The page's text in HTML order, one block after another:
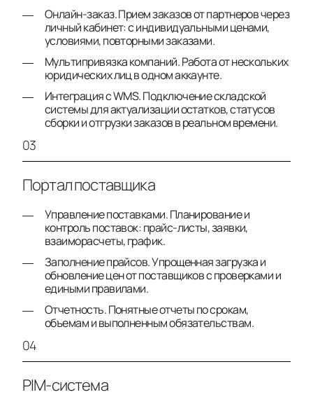
Онлайн-заказ. Прием заказов от партнеров через
личный кабинет: с индивидуальными ценами,
условиями, повторными заказами.
Мультипривязка компаний. Работа от нескольких
юридических лиц в одном аккаунте.
Интеграция с WMS. Подключение складской
системы для актуализации остатков, статусов
сборки и отгрузки заказов в реальном времени.
03
Портал поставщика
Управление поставками. Планирование и
контроль поставок: прайс-листы, заявки,
взаиморасчеты, график.
Заполнение прайсов. Упрощенная загрузка и
обновление цен от поставщиков с проверками и
едиными правилами.
Отчетность. Понятные отчеты по срокам,
объемам и выполненным обязательствам.
04
PIM-система